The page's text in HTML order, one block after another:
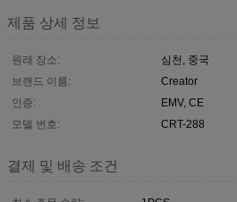
제품 상세 정보
원래 장소:
심천, 중국
브랜드 이름:
Creator
인증:
EMV, CE
모델 번호:
CRT-288
결제 및 배송 조건